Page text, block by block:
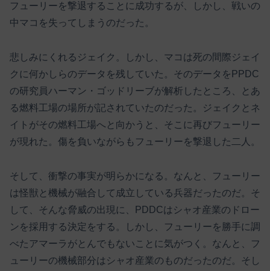
フューリーを撃退することに成功するが、しかし、戦いの
中マコを失ってしまうのだった。
悲しみにくれるジェイク。しかし、マコは死の間際ジェイ
クに何かしらのデータを残していた。そのデータをPPDC
の研究員ハーマン・ゴッドリーブが解析したところ、とあ
る燃料工場の場所が記されていたのだった。ジェイクとネ
イトがその燃料工場へと向かうと、そこに再びフューリー
が現れた。傷を負いながらもフューリーを撃退した二人。
そして、衝撃の事実が明らかになる。なんと、フューリー
は怪獣と機械が融合して成立している兵器だったのだ。そ
して、そんな脅威の出現に、PDDCはシャオ産業のドロー
ンを採用する決定をする。しかし、フューリーを勝手に調
べたアマーラがとんでもないことに気がつく。なんと、フ
ューリーの機械部分はシャオ産業のものだったのだ。そし